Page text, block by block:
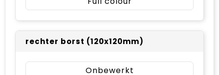
rechter borst (120x120mm)
Onbewerkt